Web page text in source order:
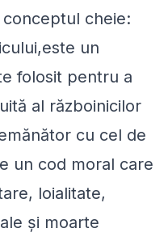
cheie:
un
folosit pentru a
al războinicilor
cu cel de
un cod moral care
loialitate,
și moarte